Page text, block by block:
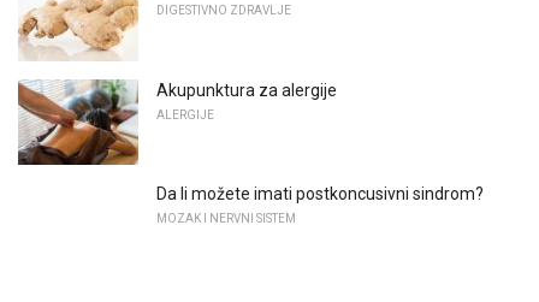
DIGESTIVNO ZDRAVLJE
Akupunktura za alergije
ALERGIJE
Da li možete imati postkoncusivni sindrom?
MOZAK I NERVNI SISTEM